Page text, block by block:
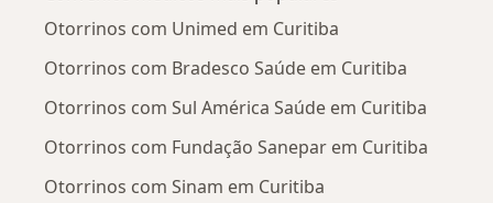
Otorrinos com Unimed em Curitiba
Otorrinos com Bradesco Saúde em Curitiba
Otorrinos com Sul América Saúde em Curitiba
Otorrinos com Fundação Sanepar em Curitiba
Otorrinos com Sinam em Curitiba